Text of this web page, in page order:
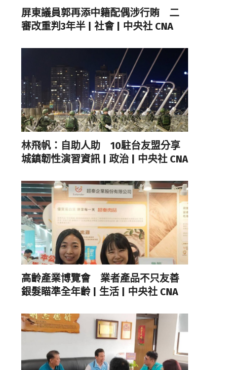
屏東議員郭再添中籍配偶涉行賄 二
審改重判3年半 | 社會 | 中央社 CNA
林飛帆：自助人助 10駐台友盟分享
城鎮韌性演習資訊 | 政治 | 中央社 CNA
高齡產業博覽會 業者產品不只友善
銀髮瞄準全年齡 | 生活 | 中央社 CNA